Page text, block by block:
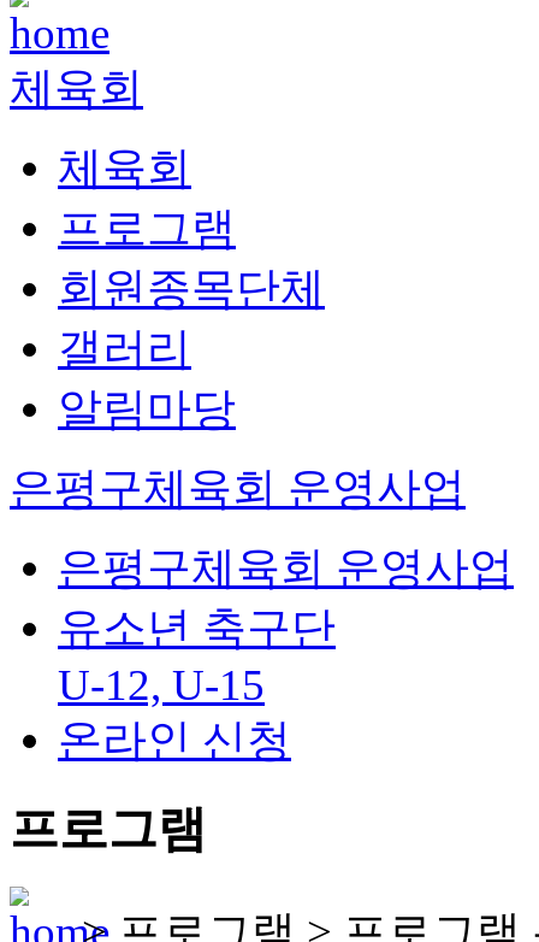
체육회
체육회
프로그램
회원종목단체
갤러리
알림마당
은평구체육회 운영사업
은평구체육회 운영사업
유소년 축구단
U-12, U-15
온라인 신청
프로그램
> 프로그램 > 프로그램